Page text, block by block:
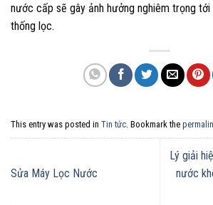
nước cấp sẽ gây ảnh hưởng nghiêm trọng
thống lọc.
This entry was posted in Tin tức. Bookmark the
Sửa Máy Lọc Nước
Lý giải
nước